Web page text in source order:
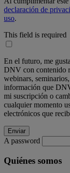
declaración de
uso.
This field is required
En el futuro, me
DNV con contenido
webinars,
información que
mi suscripción o
cualquier momento
electrónicos que
A password
Quiénes somos